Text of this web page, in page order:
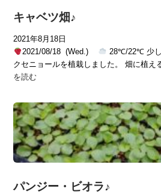
キャベツ畑♪
2021年8月18日
2021/08/18 (Wed.)
28℃/22℃ 少し
クセニョールを植栽しました。 畑に植
を読む
パンジー・ビオラ♪